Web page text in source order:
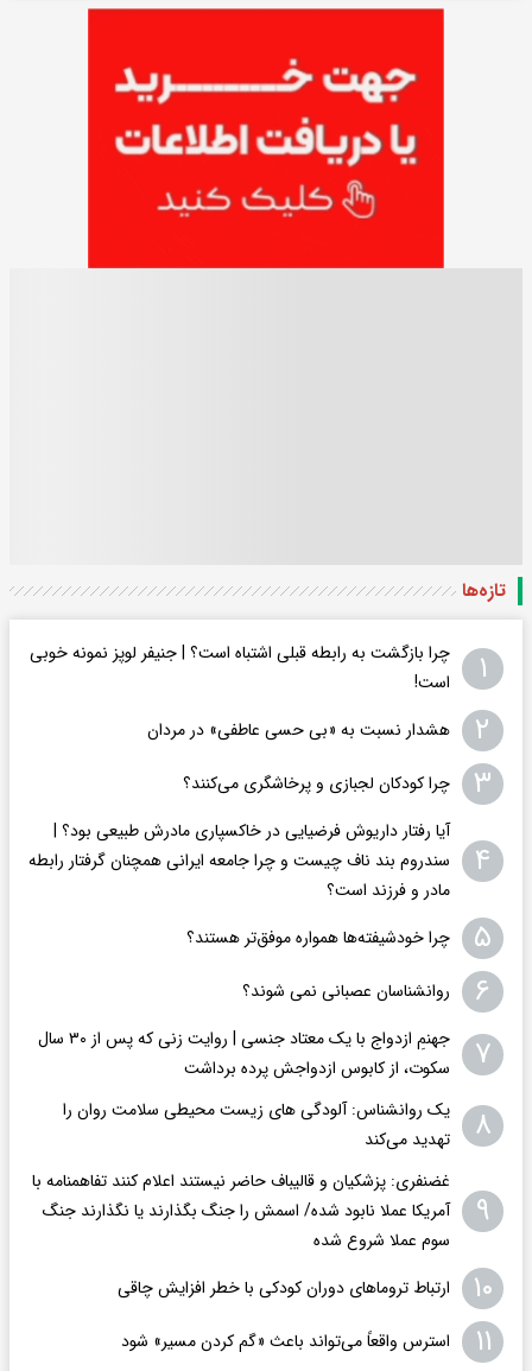
تازه‌ها
۱
چرا بازگشت به رابطه قبلی اشتباه است؟ | جنیفر لوپز نمونه خوبی
است!
۲ هشدار نسبت به «بی حسی عاطفی» در مردان
۳ چرا کودکان لجبازی و پرخاشگری می‌کنند؟
۴
آیا رفتار داریوش فرضیایی در خاکسپاری مادرش طبیعی بود؟ |
سندروم بند ناف چیست و چرا جامعه ایرانی همچنان گرفتار رابطه
مادر و فرزند است؟
۵ چرا خودشیفته‌ها همواره موفق‌تر هستند؟
۶ روانشناسان عصبانی نمی شوند؟
۷
جهنمِ ازدواج با یک معتاد جنسی | روایت زنی که پس از ۳۰ سال
سکوت، از کابوس ازدواجش پرده برداشت
۸
یک روانشناس: آلودگی های زیست محیطی سلامت روان را
تهدید می‌کند
۹
غضنفری: پزشکیان و قالیباف حاضر نیستند اعلام کنند تفاهمنامه با
آمریکا عملا نابود شده/ اسمش را جنگ بگذارند یا نگذارند جنگ
سوم عملا شروع شده
۱۰ ارتباط تروماهای دوران کودکی با خطر افزایش چاقی
۱۱ استرس واقعاً می‌تواند باعث «گم کردن مسیر» شود